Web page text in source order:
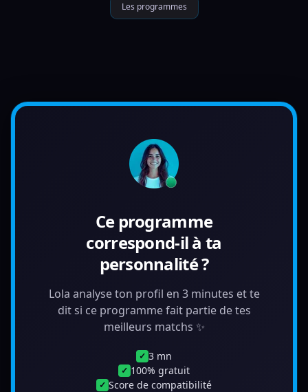
Les programmes
Ce programme
correspond-il à ta
personnalité ?
Lola analyse ton profil en 3 minutes et te
dit si ce programme fait partie de tes
meilleurs matchs ✨
✓ 3 mn
✓ 100% gratuit
✓ Score de compatibilité